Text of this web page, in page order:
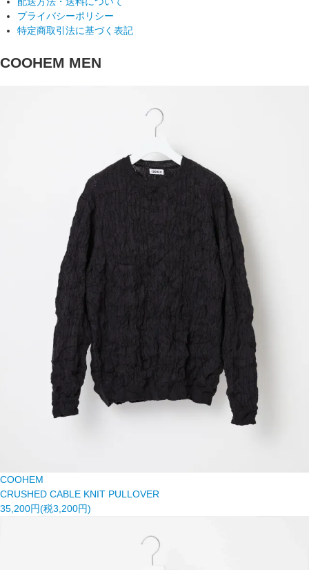
プライバシーポリシー
特定商取引法に基づく表記
COOHEM MEN
COOHEM
CRUSHED CABLE KNIT PULLOVER
35,200円(税3,200円)